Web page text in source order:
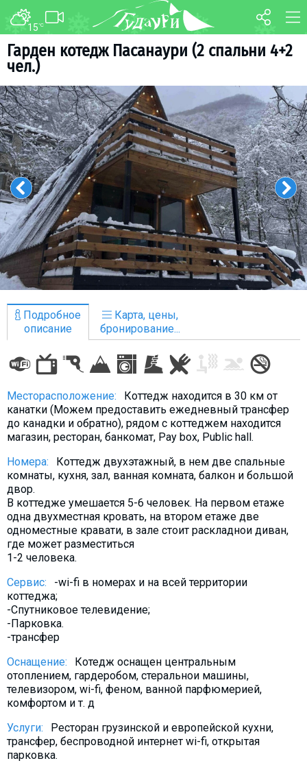
15°C
Гарден котедж Пасанаури (2 спальни 4+2
чел.)
Подробное
описание
Карта, цены,
бронирование...
Месторасположение:
Коттедж находится в 30 км от
канатки (Можем предоставить ежедневный трансфер
до канадки и обратно), рядом с коттеджем находится
магазин, ресторан, банкомат, Pay box, Public hall.
Номера:
Коттедж двухэтажный, в нем две спальные
комнаты, кухня, зал, ванная комната, балкон и большой
двор.
В коттедже умешается 5-6 человек. На первом етаже
одна двухместная кровать, на втором етаже две
одноместные кравати, в зале стоит раскладнои диван,
где может разместиться
1-2 человека.
Сервис:
-wi-fi в номерах и на всей территории
коттеджа;
-Спутниковое телевидение;
-Парковка.
-трансфер
Оснащение:
Котедж оснащен центральным
отоплением, гардеробом, стеральнои машины,
телевизором, wi-fi, феном, ванной парфюмерией,
комфортом и т. д
Услуги:
Ресторан грузинской и европейской кухни,
трансфер, беспроводной интернет wi-fi, открытая
парковка.
ФОРУМ КАРТА
ТРАНСФЕР
Схема трасс
Ски-пасс
Инструкторы
Прокат
Ски-сервис
Дети в Гудаури
Развлечения
Календарь событий
Телеграм-канал
ПРОЖИВАНИЕ
Квартиры
Коттеджи
Отели
% Горячие предложения
Казбеги
Другое
ГРУЗИЯ
О Грузии
Визы и Документы
Что пить?
Деньги
Мобильная связь
Галерея
Отчеты
Безопасность